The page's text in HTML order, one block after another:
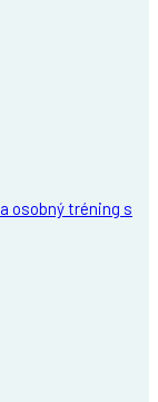
osobný tréning s